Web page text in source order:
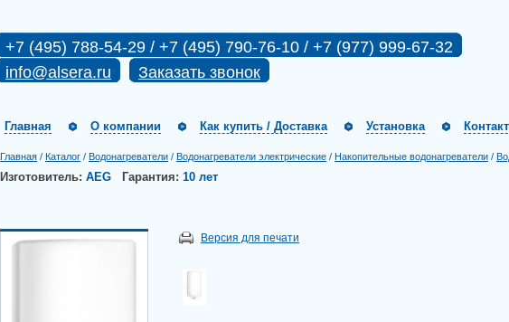
+7 (495) 788-54-29 / +7 (495) 790-76-10 / +7 (977) 999-67-32
info@alsera.ru
Заказать звонок
Главная О компании Как купить / Доставка Установка
Главная / Каталог / Водонагреватели / Водонагреватели электрические / Накопительные водонагреватели /
Изготовитель: AEG Гарантия: 10 лет
Версия для печати